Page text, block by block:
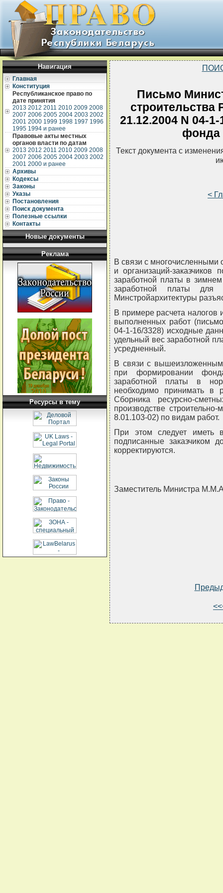
Навигация
Главная
Конституция
Республиканское право по
дате принятия
2013 2012 2011 2010 2009 2008
2007 2006 2005 2004 2003 2002
2001 2000 1999 1998 1997 1996
1995 1994 и ранее
Правовые акты местных
органов власти по датам
2013 2012 2011 2010 2009 2008
2007 2006 2005 2004 2003 2002
2001 2000 и ранее
Архивы
Кодексы
Законы
Указы
Постановления
Поиск документа
Полезные ссылки
Контакты
Новые документы
Реклама
Ресурсы в тему
Письмо
строительства
21.12.2004 N 04-
фонда
Текст документа с
<
В связи с многочисленными
и организаций-заказчиков
заработной платы в
заработной платы для
Минстройархитектуры
В примере расчета налогов
выполненных работ
04-1-16/3328) исходные
удельный вес заработной
усредненный.
В связи с
при формировании
заработной платы в
необходимо принимать в
Сборника ресурсно-
производстве
8.01.103-02) по видам работ.
При этом следует иметь
подписанные заказчиком
корректируются.
Заместитель Министра